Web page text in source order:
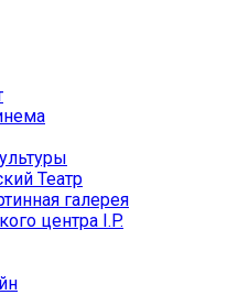
Театр
галерея
центра I.P.